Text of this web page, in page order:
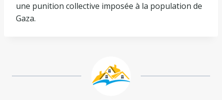
une punition collective imposée à la population de
Gaza.